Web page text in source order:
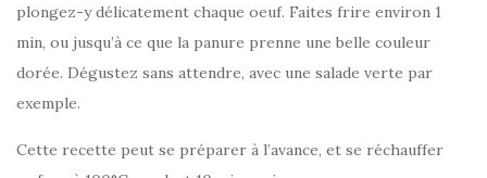
plongez-y délicatement chaque oeuf. Faites frire environ 1
min, ou jusqu’à ce que la panure prenne une belle couleur
dorée. Dégustez sans attendre, avec une salade verte par
exemple.
Cette recette peut se préparer à l’avance, et se réchauffer